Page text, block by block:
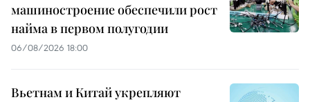
машиностроение обеспечили рост
найма в первом полугодии
06/08/2026 18:00
Вьетнам и Китай укрепляют